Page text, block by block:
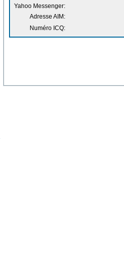
Yahoo Messenger:
Adresse AIM:
Numéro ICQ: